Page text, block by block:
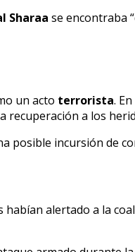
Sharaa se encontraba
un acto terrorista.
recuperación a los
posible incursión de
alertado a la